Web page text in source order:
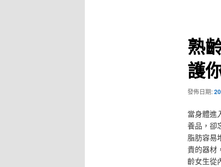
熟
護
發佈日期:
當身體進
養品，卻
脂肪容易
貴的器材
齡女生從